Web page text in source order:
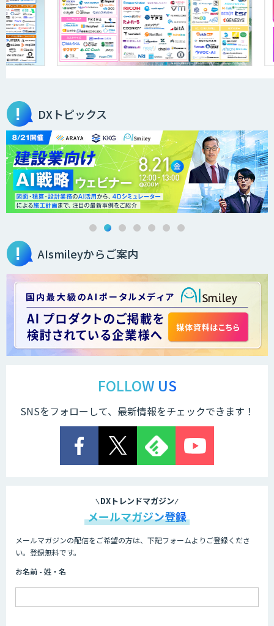
SecureMemo
AI Worker
IBT BizTAPAI
法人向け生成AIチャットサービス「ナレ
画面共有も資料も話者ごとにAIがまるご
と議事録化『スマレコ』
サテライトAI
YOMEL
DXトピックス
AIsmileyからご案内
FOLLOW US
SNSをフォローして、最新情報をチェックできます！
DXトレンドマガジン
メールマガジン登録
メールマガジンの配信をご希望の方は、下記フォームよりご登録くださ
い。登録無料です。
お名前 - 姓・名